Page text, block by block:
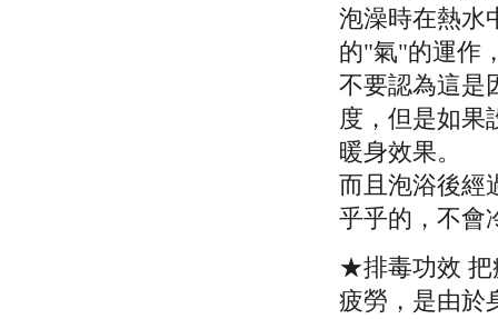
泡澡時在熱水
的"氣"的運作
不要認為這是
度，但是如果
暖身效果。
而且泡浴後經
乎乎的，不會
★排毒功效 把
疲勞，是由於